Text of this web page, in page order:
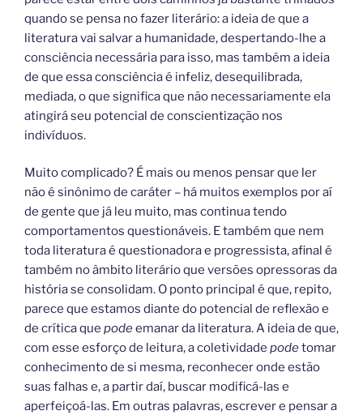
quando se pensa no fazer literário: a ideia de que a
literatura vai salvar a humanidade, despertando-lhe a
consciência necessária para isso, mas também a ideia
de que essa consciência é infeliz, desequilibrada,
mediada, o que significa que não necessariamente ela
atingirá seu potencial de conscientização nos
indivíduos.
Muito complicado? É mais ou menos pensar que ler
não é sinônimo de caráter – há muitos exemplos por aí
de gente que já leu muito, mas continua tendo
comportamentos questionáveis. E também que nem
toda literatura é questionadora e progressista, afinal é
também no âmbito literário que versões opressoras da
história se consolidam. O ponto principal é que, repito,
parece que estamos diante do potencial de reflexão e
de crítica que podeemanar da literatura. A ideia de que,
com esse esforço de leitura, a coletividade podetomar
conhecimento de si mesma, reconhecer onde estão
suas falhas e, a partir daí, buscar modificá-las e
aperfeiçoá-las. Em outras palavras, escrever e pensar a